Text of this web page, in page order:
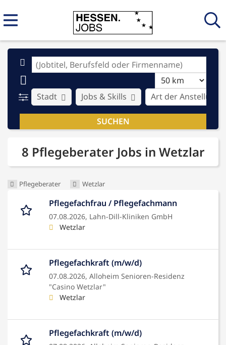
Stadt Art der Anstellung
Jobs & Skills
8 Pflegeberater Jobs in Wetzlar
Pflegeberater Wetzlar
Pflegefachfrau / Pflegefachmann
07.08.2026, Lahn-Dill-Kliniken GmbH
Wetzlar
Pflegefachkraft (m/w/d)
07.08.2026, Alloheim Senioren-Residenz
"Casino Wetzlar"
Wetzlar
Pflegefachkraft (m/w/d)